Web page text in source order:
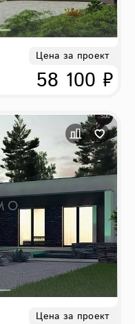
Цена за проект
58 100 ₽
Цена за проект